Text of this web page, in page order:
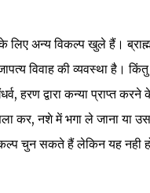
लिए अन्य विकल्प खुले हैं।
विवाह की व्यवस्था
हरण द्वारा कन्या प्राप्त
नशे में भगा ले जाना या
चुन सकते हैं लेकिन यह नही